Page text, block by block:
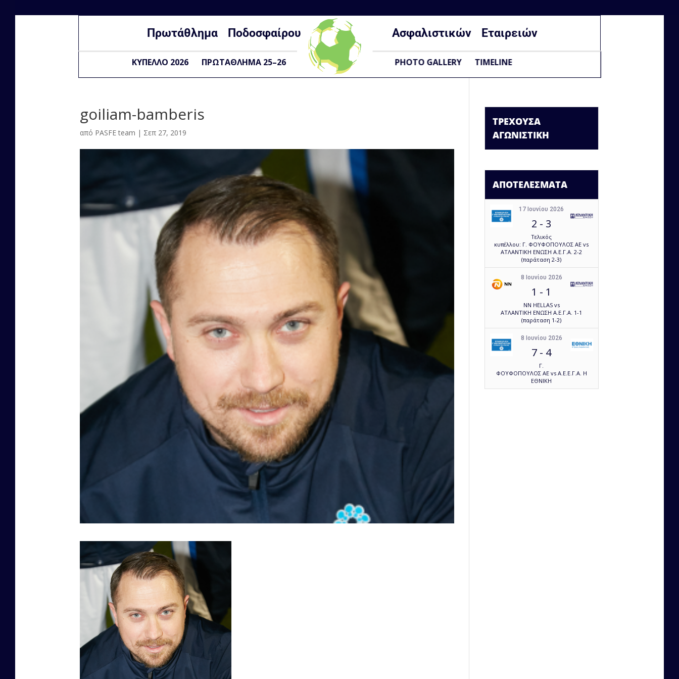
Πρωτάθλημα Ποδοσφαίρου Ασφαλιστικών Εταιρειών
ΚΥΠΕΛΛΟ 2026 ΠΡΩΤΑΘΛΗΜΑ 25–26 PHOTO GALLERY TIMELINE
goiliam-bamberis
από PASFE team | Σεπ 27, 2019
ΤΡΕΧΟΥΣΑ
ΑΓΩΝΙΣΤΙΚΗ
ΑΠΟΤΕΛΕΣΜΑΤΑ
17 Ιουνίου 2026
2 - 3
Τελικός
κυπέλλου: Γ. ΦΟΥΦΟΠΟΥΛΟΣ ΑΕ vs
ΑΤΛΑΝΤΙΚΗ ΕΝΩΣΗ Α.Ε.Γ.Α. 2-2
(παράταση 2-3)
8 Ιουνίου 2026
1 - 1
NN HELLAS vs
ΑΤΛΑΝΤΙΚΗ ΕΝΩΣΗ Α.Ε.Γ.Α. 1-1
(παράταση 1-2)
8 Ιουνίου 2026
7 - 4
Γ.
ΦΟΥΦΟΠΟΥΛΟΣ ΑΕ vs Α.Ε.Ε.Γ.Α. Η
ΕΘΝΙΚΗ